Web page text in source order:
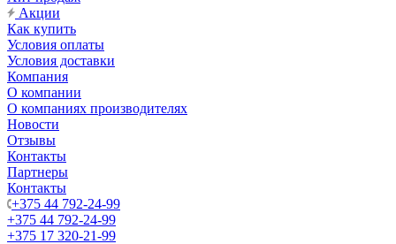
Акции
Как купить
Условия оплаты
Условия доставки
Компания
О компании
О компаниях производителях
Новости
Отзывы
Контакты
Партнеры
Контакты
+375 44 792-24-99
+375 44 792-24-99
+375 17 320-21-99